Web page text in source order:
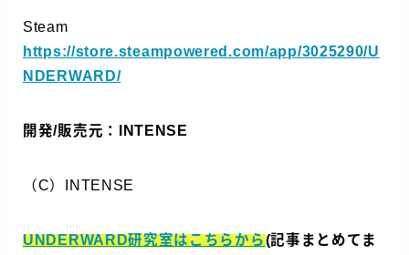
Steam
https://store.steampowered.com/app/3025290/U
NDERWARD/
開発/販売元：INTENSE
（C）INTENSE
UNDERWARD研究室はこちらから(記事まとめてま